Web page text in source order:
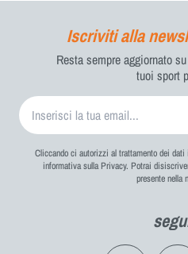
Cognome*
E-mail*
Telefono*
Iscriviti alla
Resta sempre aggiornato
tuoi sport
Cliccando ci autorizzi al trattamento dei
informativa sulla Privacy. Potrai
presente nella